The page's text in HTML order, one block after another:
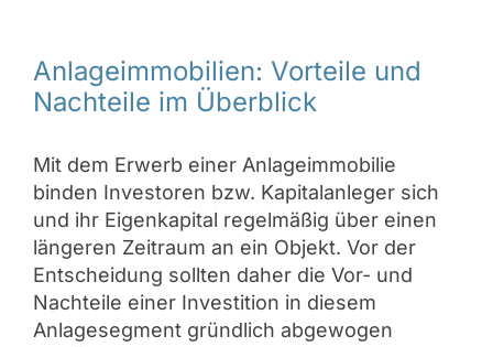
Anlageimmobilien: Vorteile und
Nachteile im Überblick
Mit dem Erwerb einer Anlageimmobilie
binden Investoren bzw. Kapitalanleger sich
und ihr Eigenkapital regelmäßig über einen
längeren Zeitraum an ein Objekt. Vor der
Entscheidung sollten daher die Vor- und
Nachteile einer Investition in diesem
Anlagesegment gründlich abgewogen